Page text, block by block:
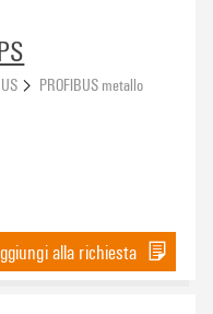
PROFIBUS metallo
alla richiesta